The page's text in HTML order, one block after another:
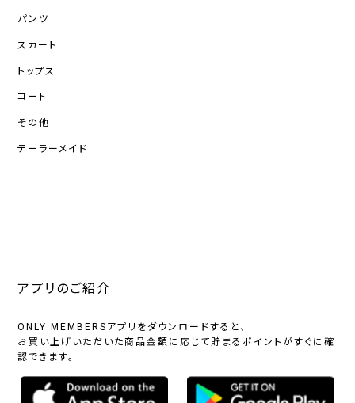
パンツ
スカート
トップス
コート
その他
テーラーメイド
アプリのご紹介
ONLY MEMBERSアプリをダウンロードすると、
お買い上げいただいた商品金額に応じて貯まるポイントがすぐに確
認できます。